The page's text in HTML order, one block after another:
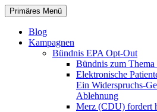
Zum
Inhalt
springen
patientenrechte-
Suchen
Primäres Menü
Blog
Kampagnen
Bündnis EPA Opt-Out
Bündnis zum
Elektronische
Ein Widerspruchs-
Ablehnung
Merz (CDU) fordert